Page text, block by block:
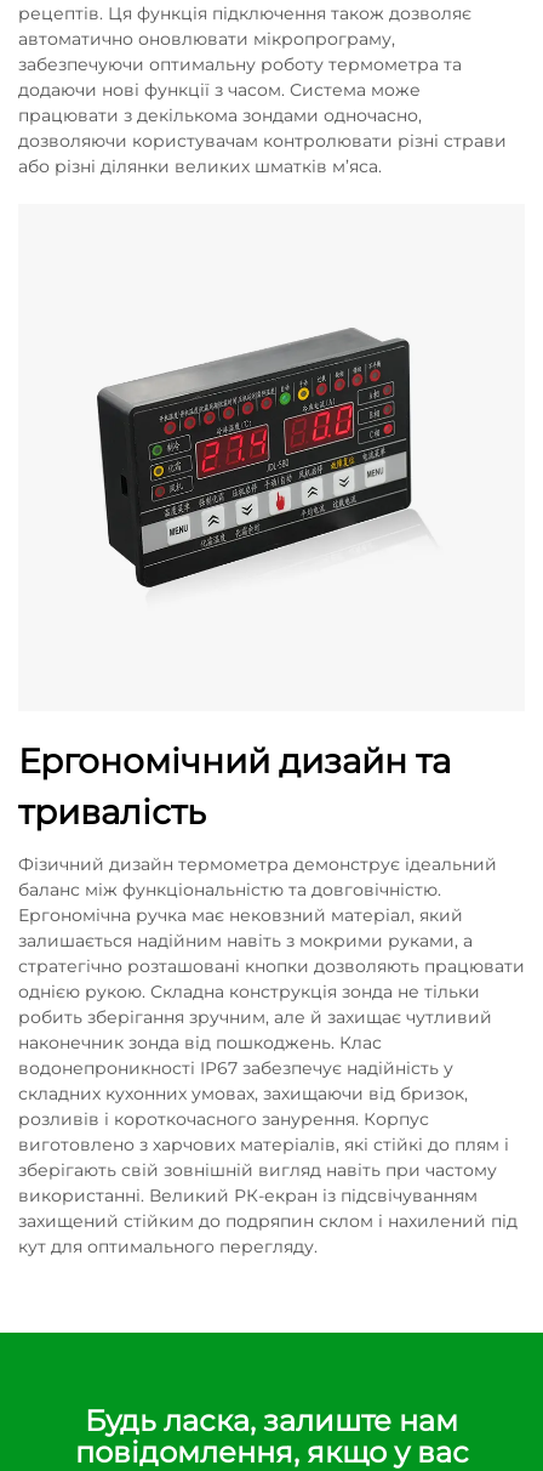
рецептів. Ця функція підключення також дозволяє
автоматично оновлювати мікропрограму,
забезпечуючи оптимальну роботу термометра та
додаючи нові функції з часом. Система може
працювати з декількома зондами одночасно,
дозволяючи користувачам контролювати різні страви
або різні ділянки великих шматків м’яса.
Ергономічний дизайн та
тривалість
Фізичний дизайн термометра демонструє ідеальний
баланс між функціональністю та довговічністю.
Ергономічна ручка має нековзний матеріал, який
залишається надійним навіть з мокрими руками, а
стратегічно розташовані кнопки дозволяють працювати
однією рукою. Складна конструкція зонда не тільки
робить зберігання зручним, але й захищає чутливий
наконечник зонда від пошкоджень. Клас
водонепроникності IP67 забезпечує надійність у
складних кухонних умовах, захищаючи від бризок,
розливів і короткочасного занурення. Корпус
виготовлено з харчових матеріалів, які стійкі до плям і
зберігають свій зовнішній вигляд навіть при частому
використанні. Великий РК-екран із підсвічуванням
захищений стійким до подряпин склом і нахилений під
кут для оптимального перегляду.
Будь ласка, залиште нам
повідомлення, якщо у вас